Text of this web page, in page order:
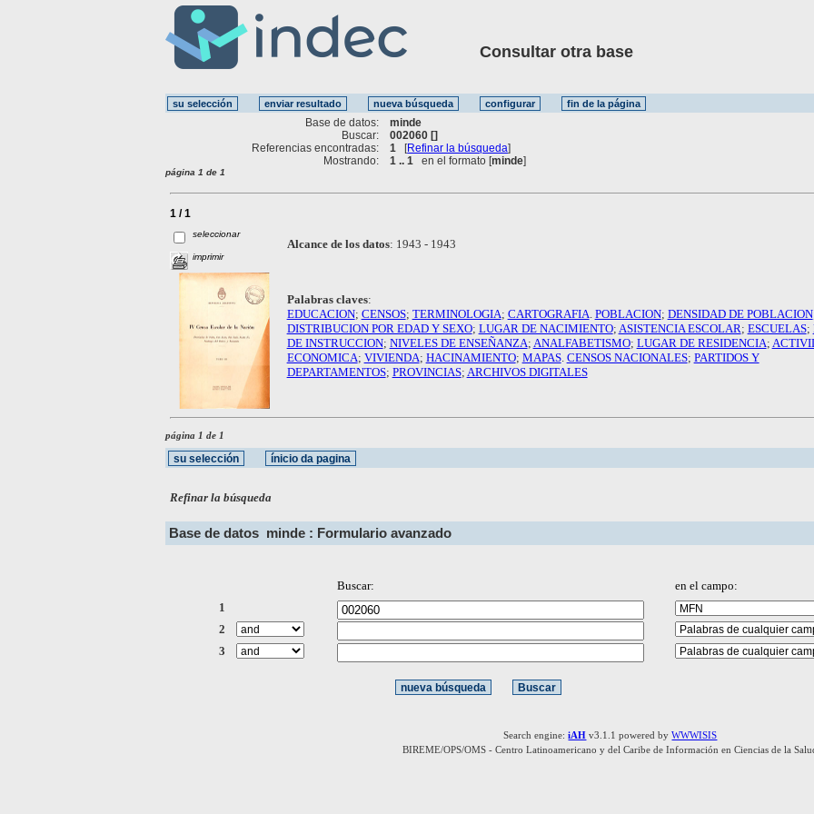
Consultar otra base
Base de datos:
minde
Buscar:
002060 []
Referencias encontradas:
1 [Refinar la búsqueda]
Mostrando:
1 .. 1 en el formato [minde]
página 1 de 1
1 / 1
seleccionar
imprimir
Alcance de los datos: 1943 - 1943
Palabras claves:
EDUCACION; CENSOS; TERMINOLOGIA; CARTOGRAFIA POBLACION; DENSIDAD DE POBLACION
DISTRIBUCION POR EDAD Y SEXO; LUGAR DE NACIMIENTO; ASISTENCIA ESCOLAR; ESCUELAS;
DE INSTRUCCION; NIVELES DE ENSEÑANZA; ANALFABETISMO; LUGAR DE RESIDENCIA;
ECONOMICA; VIVIENDA; HACINAMIENTO; MAPAS. CENSOS NACIONALES; PARTIDOS Y
DEPARTAMENTOS; PROVINCIAS; ARCHIVOS DIGITALES
página 1 de 1
Refinar la búsqueda
Base de datos minde : Formulario avanzado
Buscar:
en el campo:
1
2
3
Search engine:iAH v3.1.1 powered byWWWISIS
BIREME/OPS/OMS - Centro Latinoamericano y del Caribe de Información en Ciencias de la